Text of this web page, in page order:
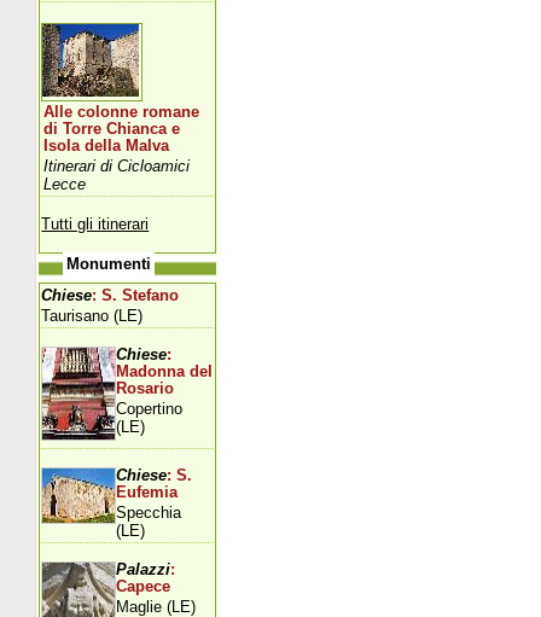
Alle colonne romane
di Torre Chianca e
Isola della Malva
Itinerari di Cicloamici
Lecce
Tutti gli itinerari
Monumenti
Chiese: S. Stefano
Taurisano (LE)
Chiese:
Madonna del
Rosario
Copertino
(LE)
Chiese: S.
Eufemia
Specchia
(LE)
Palazzi:
Capece
Maglie (LE)